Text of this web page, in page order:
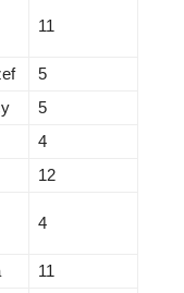
11
5
5
4
12
4
11